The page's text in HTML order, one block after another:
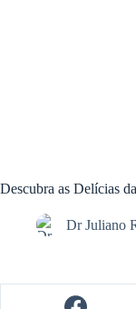
Descubra as Delícias
Dr Juliano